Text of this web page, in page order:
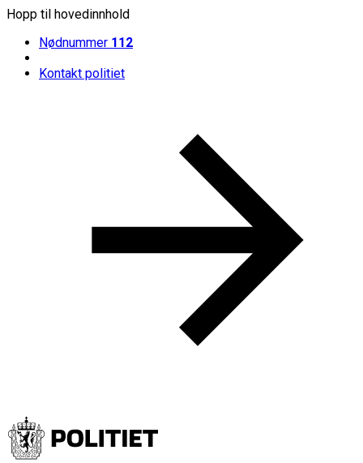
Hopp til hovedinnhold
Nødnummer 112
Kontakt politiet